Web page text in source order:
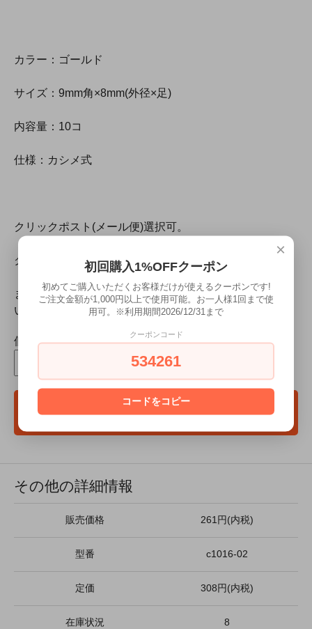
カラー：ゴールド
サイズ：9mm角×8mm(外径×足)
内容量：10コ
仕様：カシメ式
クリックポスト(メール便)選択可。
クリックポスト(メール便)は、代金引換不可です。
また、不達・紛失等、郵便事故の際の内容品補償はござ
いませんので、ご了承願います。
個数
カートに入れる
その他の詳細情報
販売価格 261円(内税)
型番 c1016-02
定価 308円(内税)
在庫状況 8
×
初回購入1%OFFクーポン
初めてご購入いただくお客様だけが使えるクーポンです!
ご注文金額が1,000円以上で使用可能。お一人様1回まで使
用可。※利用期間2026/12/31まで
クーポンコード
534261
コードをコピー